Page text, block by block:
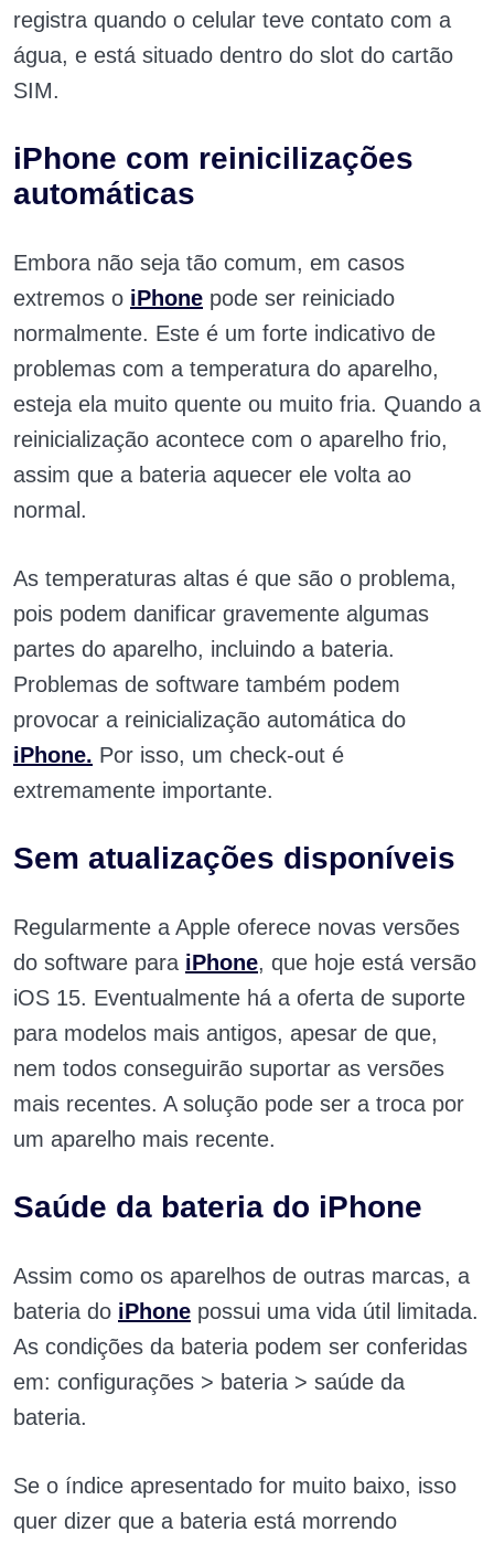
registra quando o celular teve contato com a
água, e está situado dentro do slot do cartão
SIM.
iPhone com reinicilizações
automáticas
Embora não seja tão comum, em casos
extremos o iPhone pode ser reiniciado
normalmente. Este é um forte indicativo de
problemas com a temperatura do aparelho,
esteja ela muito quente ou muito fria. Quando a
reinicialização acontece com o aparelho frio,
assim que a bateria aquecer ele volta ao
normal.
As temperaturas altas é que são o problema,
pois podem danificar gravemente algumas
partes do aparelho, incluindo a bateria.
Problemas de software também podem
provocar a reinicialização automática do
iPhone. Por isso, um check-out é
extremamente importante.
Sem atualizações disponíveis
Regularmente a Apple oferece novas versões
do software para iPhone, que hoje está versão
iOS 15. Eventualmente há a oferta de suporte
para modelos mais antigos, apesar de que,
nem todos conseguirão suportar as versões
mais recentes. A solução pode ser a troca por
um aparelho mais recente.
Saúde da bateria do iPhone
Assim como os aparelhos de outras marcas, a
bateria do iPhone possui uma vida útil limitada.
As condições da bateria podem ser conferidas
em: configurações > bateria > saúde da
bateria.
Se o índice apresentado for muito baixo, isso
quer dizer que a bateria está morrendo